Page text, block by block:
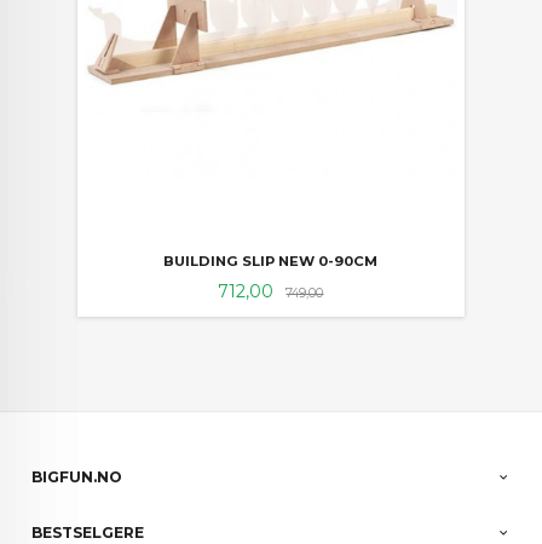
BUILDING SLIP NEW 0-90CM
Tilbud
712,00 749,00Rabatt
BIGFUN.NO
BESTSELGERE